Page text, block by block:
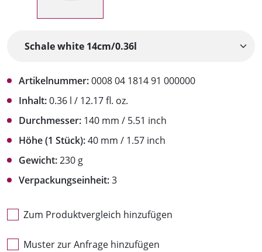
Artikelnummer:0008 04 1814 91 000000
Inhalt:0.36 l / 12.17 fl. oz.
Durchmesser: 140 mm / 5.51 inch
Höhe (1 Stück):40 mm / 1.57 inch
Gewicht:230 g
Verpackungseinheit:3
Zum Produktvergleich hinzufügen
Muster zur Anfrage hinzufügen